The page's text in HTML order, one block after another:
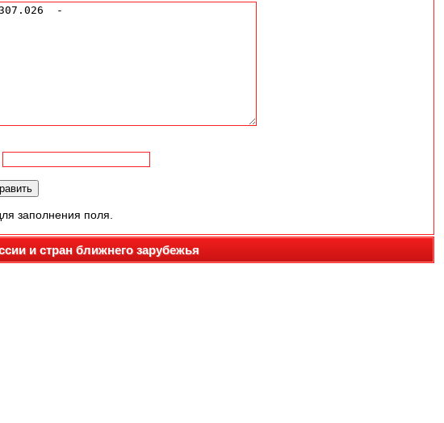
заполнения поля.
и стран ближнего зарубежья